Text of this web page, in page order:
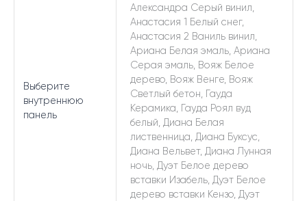
Выберите
внутреннюю
панель
Александра Серый винил,
Анастасия 1 Белый снег,
Анастасия 2 Ваниль винил,
Ариана Белая эмаль, Ариана
Серая эмаль, Вояж Белое
дерево, Вояж Венге, Вояж
Светлый бетон, Гауда
Керамика, Гауда Роял вуд
белый, Диана Белая
лиственница, Диана Буксус,
Диана Вельвет, Диана Лунная
ночь, Дуэт Белое дерево
вставки Изабель, Дуэт Белое
дерево вставки Кензо, Дуэт